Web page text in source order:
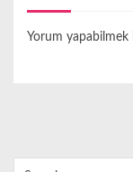
Yorum yapabilmek